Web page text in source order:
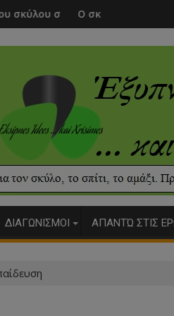
μου έχει πολλά αέρια. Είναι
ΔΙΑΓΩΝΙΣΜΟΙ ΑΠΑΝΤΏ ΣΤΙΣ